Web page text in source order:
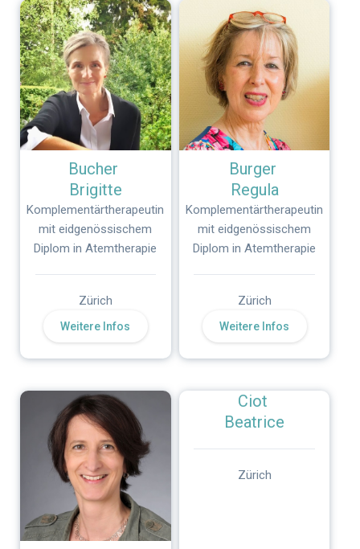
Bucher
Brigitte
Komplementärtherapeutin
mit eidgenössischem
Diplom in Atemtherapie
Zürich
Weitere Infos
Burger
Regula
Komplementärtherapeutin
mit eidgenössischem
Diplom in Atemtherapie
Zürich
Weitere Infos
Ciot
Beatrice
Zürich